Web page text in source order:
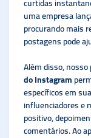
uma empresa
procurando mais
postagens pode
Além disso, nosso
do Instagram
específicos em
influenciadores e
positivo,
comentários. Ao